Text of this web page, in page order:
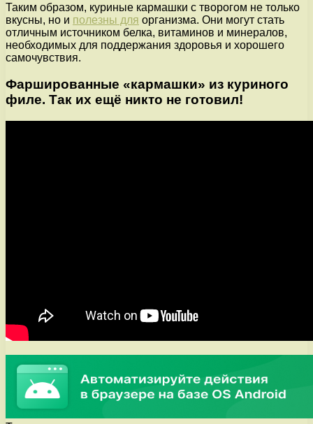
Таким образом, куриные кармашки с творогом не только
вкусны, но и полезны для организма. Они могут стать
отличным источником белка, витаминов и минералов,
необходимых для поддержания здоровья и хорошего
самочувствия.
Фаршированные «кармашки» из куриного
филе. Так их ещё никто не готовил!